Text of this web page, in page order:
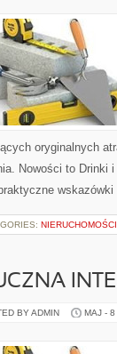
oryginalnych
Nowości to Drinki
NIERUCHOMOŚCI
BY ADMIN MAJ -